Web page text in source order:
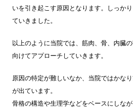
いを引き起こす原因となります。しっか
ていきました。
以上のように当院では、筋肉、骨、内臓
向けてアプローチしていきます。
原因の特定が難しいなか、当院ではかな
が出ています。
骨格の構造や生理学などをベースにしな